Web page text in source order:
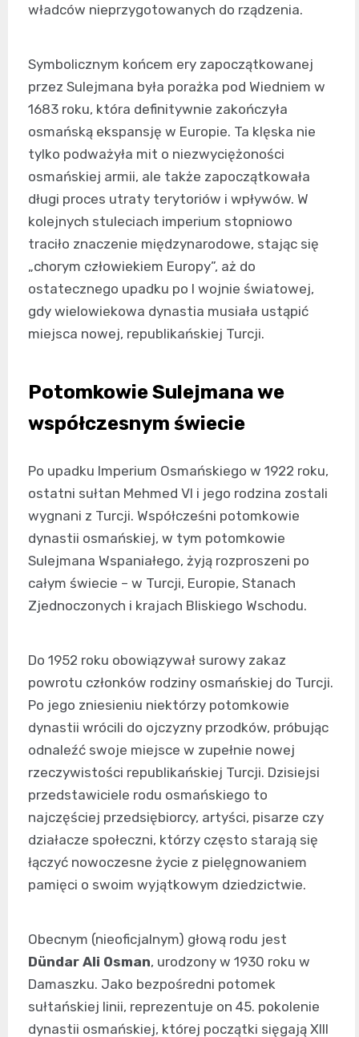
władców nieprzygotowanych do rządzenia.
Symbolicznym końcem ery zapoczątkowanej
przez Sulejmana była porażka pod Wiedniem w
1683 roku, która definitywnie zakończyła
osmańską ekspansję w Europie. Ta klęska nie
tylko podważyła mit o niezwyciężoności
osmańskiej armii, ale także zapoczątkowała
długi proces utraty terytoriów i wpływów. W
kolejnych stuleciach imperium stopniowo
traciło znaczenie międzynarodowe, stając się
„chorym człowiekiem Europy”, aż do
ostatecznego upadku po I wojnie światowej,
gdy wielowiekowa dynastia musiała ustąpić
miejsca nowej, republikańskiej Turcji.
Potomkowie Sulejmana we
współczesnym świecie
Po upadku Imperium Osmańskiego w 1922 roku,
ostatni sułtan Mehmed VI i jego rodzina zostali
wygnani z Turcji. Współcześni potomkowie
dynastii osmańskiej, w tym potomkowie
Sulejmana Wspaniałego, żyją rozproszeni po
całym świecie – w Turcji, Europie, Stanach
Zjednoczonych i krajach Bliskiego Wschodu.
Do 1952 roku obowiązywał surowy zakaz
powrotu członków rodziny osmańskiej do Turcji.
Po jego zniesieniu niektórzy potomkowie
dynastii wrócili do ojczyzny przodków, próbując
odnaleźć swoje miejsce w zupełnie nowej
rzeczywistości republikańskiej Turcji. Dzisiejsi
przedstawiciele rodu osmańskiego to
najczęściej przedsiębiorcy, artyści, pisarze czy
działacze społeczni, którzy często starają się
łączyć nowoczesne życie z pielęgnowaniem
pamięci o swoim wyjątkowym dziedzictwie.
Obecnym (nieoficjalnym) głową rodu jest
Dündar Ali Osman, urodzony w 1930 roku w
Damaszku. Jako bezpośredni potomek
sułtańskiej linii, reprezentuje on 45. pokolenie
dynastii osmańskiej, której początki sięgają XIII